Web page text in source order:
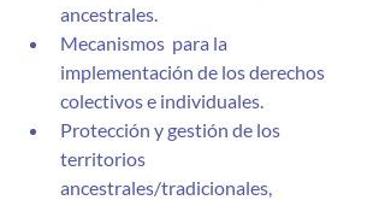
ancestrales.
Mecanismos  para la
implementación de los derechos
colectivos e individuales.
Protección y gestión de los
territorios
ancestrales/tradicionales,